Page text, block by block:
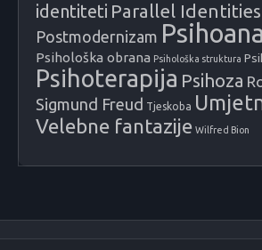
identiteti Parallel Identities
Postmodernizam
Psihološka obrana Psihološka struktura
Psihoterapija Psihoza
Sigmund Freud Tjeskoba
Velebne fantazije Wilfred Bion